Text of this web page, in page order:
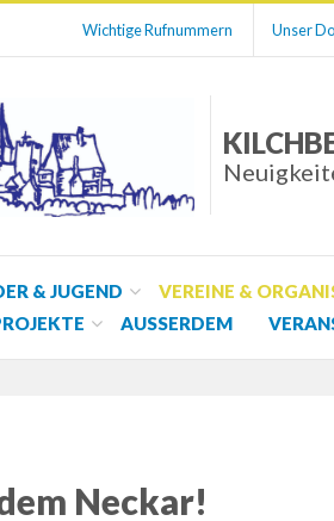
Wichtige Rufnummern Unser
& JUGEND VEREINE &
AUSSERDEM
Neckar!